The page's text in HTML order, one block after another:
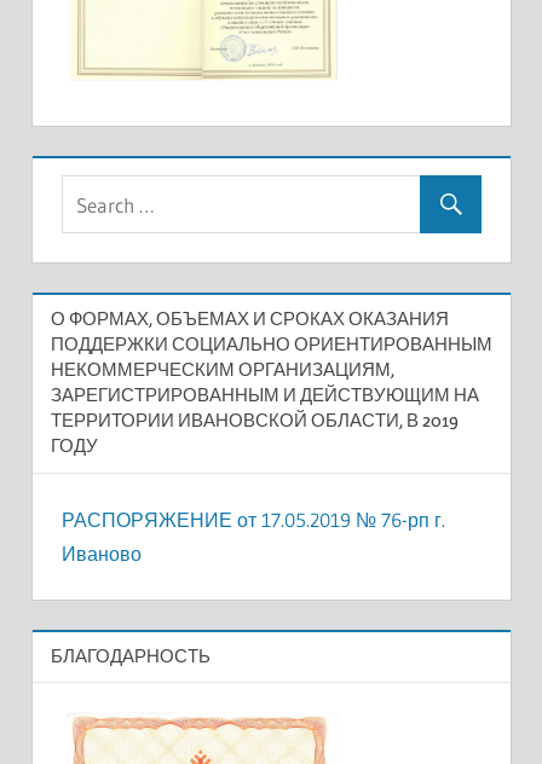
О ФОРМАХ, ОБЪЕМАХ И СРОКАХ ОКАЗАНИЯ
ПОДДЕРЖКИ СОЦИАЛЬНО ОРИЕНТИРОВАННЫМ
НЕКОММЕРЧЕСКИМ ОРГАНИЗАЦИЯМ,
ЗАРЕГИСТРИРОВАННЫМ И ДЕЙСТВУЮЩИМ НА
ТЕРРИТОРИИ ИВАНОВСКОЙ ОБЛАСТИ, В 2019
ГОДУ
РАСПОРЯЖЕНИЕ от 17.05.2019 № 76-рп г.
Иваново
БЛАГОДАРНОСТЬ